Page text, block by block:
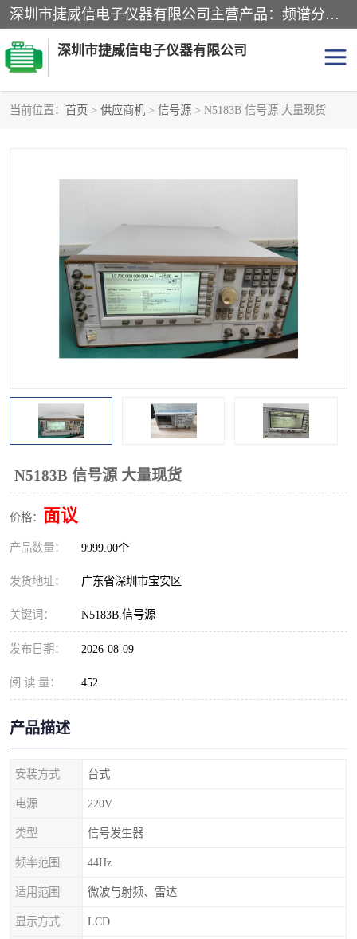
深圳市捷威信电子仪器有限公司主营产品：频谱分析仪.信号发生器.网络分析仪.音频分析仪，示波器，电源，音频分析仪。综合测试仪。蓝牙测试仪等
深圳市捷威信电子仪器有限公司
当前位置： 首页 > 供应商机 > 信号源 > N5183B 信号源 大量现货
N5183B 信号源 大量现货
价格： 面议
产品数量： 9999.00个
发货地址： 广东省深圳市宝安区
关键词： N5183B,信号源
发布日期： 2026-08-09
阅 读 量： 452
产品描述
安装方式 台式
电源 220V
类型 信号发生器
频率范围 44Hz
适用范围 微波与射频、雷达
显示方式 LCD
信号发生器 网络分析仪
万用表 信号源
GPIB-USB卡 数据采集仪
数字源表 数字源表
示波器 直流电源
频率计 无线测试仪
静电计